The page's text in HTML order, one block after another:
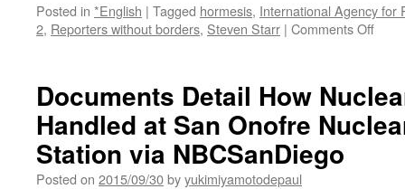
Posted in *English | Tagged hormesis, International Agency for
2, Reporters without borders, Steven Starr | Comments Offon
Seen
Documents Detail How
Handled at San Onofre
Station via NBCSanDiego
Posted on 2015/09/30byyukimiyamotodepaul